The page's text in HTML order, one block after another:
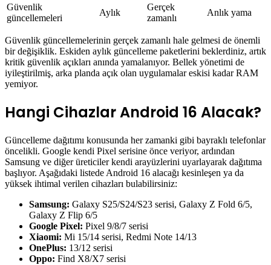
Güvenlik
güncellemeleri
Aylık
Gerçek
zamanlı
Anlık yama
Güvenlik güncellemelerinin gerçek zamanlı hale gelmesi de önemli
bir değişiklik. Eskiden aylık güncelleme paketlerini beklerdiniz, artık
kritik güvenlik açıkları anında yamalanıyor. Bellek yönetimi de
iyileştirilmiş, arka planda açık olan uygulamalar eskisi kadar RAM
yemiyor.
Hangi Cihazlar Android 16 Alacak?
Güncelleme dağıtımı konusunda her zamanki gibi bayraklı telefonlar
öncelikli. Google kendi Pixel serisine önce veriyor, ardından
Samsung ve diğer üreticiler kendi arayüzlerini uyarlayarak dağıtıma
başlıyor. Aşağıdaki listede Android 16 alacağı kesinleşen ya da
yüksek ihtimal verilen cihazları bulabilirsiniz:
Samsung: Galaxy S25/S24/S23 serisi, Galaxy Z Fold 6/5,
Galaxy Z Flip 6/5
Google Pixel: Pixel 9/8/7 serisi
Xiaomi: Mi 15/14 serisi, Redmi Note 14/13
OnePlus: 13/12 serisi
Oppo: Find X8/X7 serisi